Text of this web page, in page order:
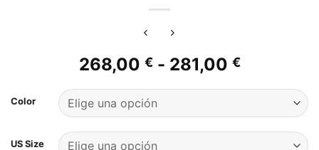
268,00 € - 281,00 €Rango
precios:
desde
268,00 €
Color
US Size